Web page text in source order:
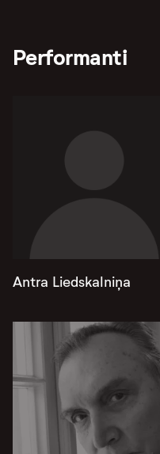
Performanti
Antra Liedskalniņa